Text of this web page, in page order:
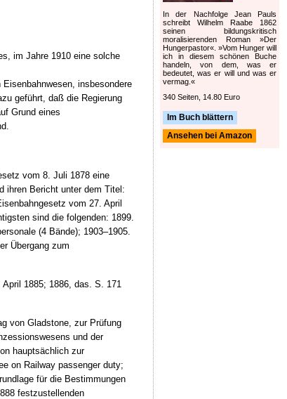
im Jahre 1910 eine solche
insbesondere
geführt, daß die Regierung
Grund eines
vom 8. Juli 1878 eine
ihren Bericht unter dem Titel:
vom 27. April
sind die folgenden: 1899.
(4 Bände); 1903–1905.
Übergang zum
1885; 1886, das. S. 171
von Gladstone, zur Prüfung
und der
hauptsächlich zur
on Railway passenger duty;
für die Bestimmungen
festzustellenden
In der Nachfolge Jean Pauls
schreibt Wilhelm Raabe 1862
seinen bildungskritisch
moralisierenden Roman »Der
Hungerpastor«. »Vom Hunger will
ich in diesem schönen Buche
handeln, von dem, was er
bedeutet, was er will und was er
vermag.«
340 Seiten, 14.80 Euro
Im Buch blättern
Ansehen bei Amazon